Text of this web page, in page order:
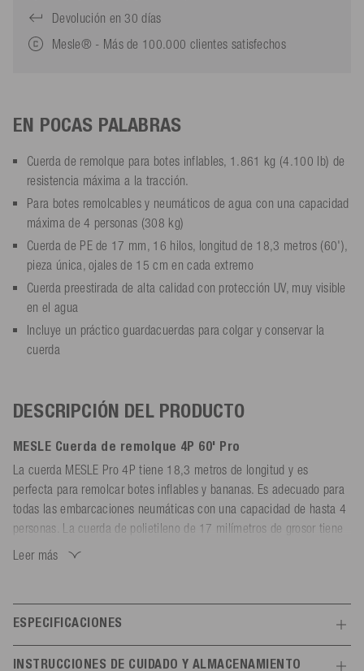
Devolución en 30 días
Mesle® - Más de 100.000 clientes satisfechos
EN POCAS PALABRAS
Cuerda de remolque para botes inflables, 1.861 kg (4.100 lb) de
resistencia máxima a la tracción.
Para botes remolcables y neumáticos de agua con una capacidad
máxima de 4 personas (308 kg)
Cuerda de PE de 17 mm, 16 hilos, longitud de 18,3 metros (60'),
pieza única, ojales de 15 cm en cada extremo
Cuerda preestirada de alta calidad con protección UV, muy visible
en el agua
Incluye un práctico guardacuerdas para colgar y conservar la
cuerda
DESCRIPCIÓN DEL PRODUCTO
MESLE Cuerda de remolque 4P 60' Pro
La cuerda MESLE Pro 4P tiene 18,3 metros de longitud y es
perfecta para remolcar botes inflables y bananas. Es adecuado para
todas las embarcaciones neumáticas con una capacidad de hasta 4
personas. La cuerda de polietileno de 17 milímetros de grosor tiene
una resistencia a la tracción muy alta, de 1.861 kg (4.100 lbs), está
aumenta aún más la visibilidad y la flotabilidad della cuerda de
suspensión para secar y conservar la cuerda sin nudos.
Leer más
ESPECIFICACIONES
INSTRUCCIONES DE CUIDADO Y ALMACENAMIENTO